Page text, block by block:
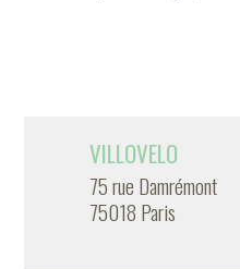
VILLOVELO
75 rue Damrémont
75018 Paris